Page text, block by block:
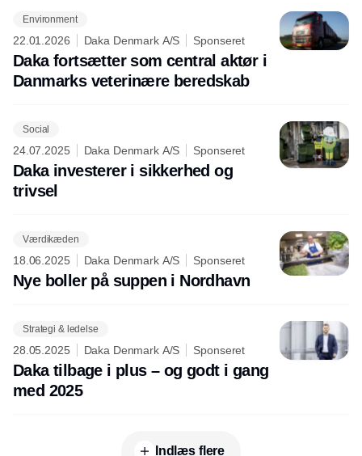
Environment
22.01.2026 Daka Denmark A/S Sponseret
Daka fortsætter som central aktør i
Danmarks veterinære beredskab
Social
24.07.2025 Daka Denmark A/S Sponseret
Daka investerer i sikkerhed og
trivsel
Værdikæden
18.06.2025 Daka Denmark A/S Sponseret
Nye boller på suppen i Nordhavn
Strategi & ledelse
28.05.2025 Daka Denmark A/S Sponseret
Daka tilbage i plus – og godt i gang
med 2025
Indlæs flere